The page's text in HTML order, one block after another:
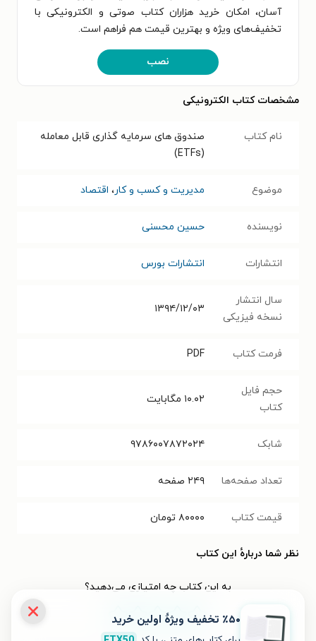
آسان، امکان خرید هزاران کتاب صوتی و الکترونیکی با
تخفیف‌های ویژه و بهترین قیمت هم فراهم است.
نصب
مشخصات کتاب الکترونیکی
نام کتاب
صندوق های سرمایه گذاری قابل معامله
(ETFs)
موضوع مدیریت و کسب و کار، اقتصاد
نویسنده حسین محسنی
انتشارات انتشارات بورس
سال انتشار
نسخه فیزیکی
۱۳۹۴/۱۲/۰۳
فرمت کتاب PDF
حجم فایل
کتاب
۱۰.۰۲ مگابایت
شابک ۹۷۸۶۰۰۷۸۷۲۰۲۴
تعداد صفحه‌ها ۲۴۹ صفحه
قیمت کتاب ۸۰۰۰۰ تومان
نظر شما دربارهٔ این کتاب
به این کتاب چه امتیازی می‌دهید؟
۴ ۵
٪۵۰ تخفیف ویژۀ اولین خرید